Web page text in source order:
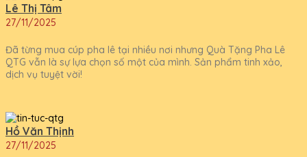
Lê Thị Tâm
27/11/2025
Đã từng mua cúp pha lê tại nhiều nơi nhưng Quà Tặng Pha Lê
QTG vẫn là sự lựa chọn số một của mình. Sản phẩm tinh xảo,
dịch vụ tuyệt vời!
Hồ Văn Thịnh
27/11/2025